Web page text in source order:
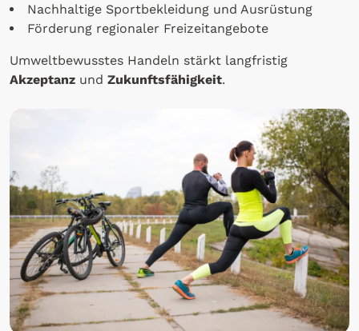
Nachhaltige Sportbekleidung und Ausrüstung
Förderung regionaler Freizeitangebote
Umweltbewusstes Handeln stärkt langfristig
Akzeptanz und Zukunftsfähigkeit.